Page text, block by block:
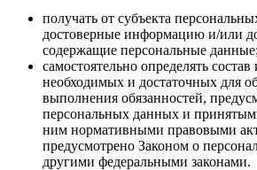
получать от субъекта
достоверные информацию и/или
содержащие персональные данные;
самостоятельно определять
необходимых и достаточных для
выполнения обязанностей,
персональных данных и
ним нормативными правовыми
предусмотрено Законом о
другими федеральными законами.